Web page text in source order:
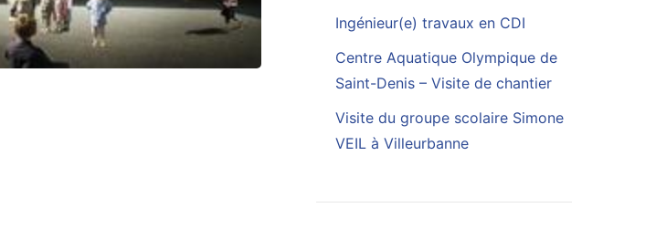
Ingénieur(e) travaux en CDI
Centre Aquatique Olympique de
Saint-Denis – Visite de chantier
Visite du groupe scolaire Simone
VEIL à Villeurbanne